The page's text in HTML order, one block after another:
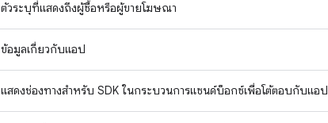
ตัวระบุที่แสดงถึงผู้ซื้อหรือผู้ขายโฆษณา
ข้อมูลเกี่ยวกับแอป
แสดงช่องทางสำหรับ SDK ในกระบวนการแซนด์บ็อกซ์เพื่อโต้ตอบกับแอป